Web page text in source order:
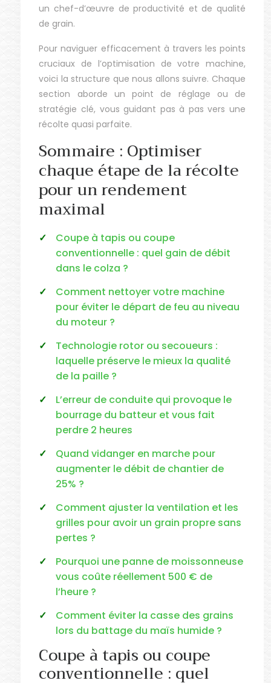
un chef-d’œuvre de productivité et de qualité
de grain.
Pour naviguer efficacement à travers les points
cruciaux de l’optimisation de votre machine,
voici la structure que nous allons suivre. Chaque
section aborde un point de réglage ou de
stratégie clé, vous guidant pas à pas vers une
récolte quasi parfaite.
Sommaire : Optimiser
chaque étape de la récolte
pour un rendement
maximal
Coupe à tapis ou coupe
conventionnelle : quel gain de débit
dans le colza ?
Comment nettoyer votre machine
pour éviter le départ de feu au niveau
du moteur ?
Technologie rotor ou secoueurs :
laquelle préserve le mieux la qualité
de la paille ?
L’erreur de conduite qui provoque le
bourrage du batteur et vous fait
perdre 2 heures
Quand vidanger en marche pour
augmenter le débit de chantier de
25% ?
Comment ajuster la ventilation et les
grilles pour avoir un grain propre sans
pertes ?
Pourquoi une panne de moissonneuse
vous coûte réellement 500 € de
l’heure ?
Comment éviter la casse des grains
lors du battage du maïs humide ?
Coupe à tapis ou coupe
conventionnelle : quel